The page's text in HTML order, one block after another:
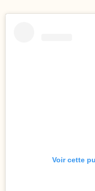
Voir cette